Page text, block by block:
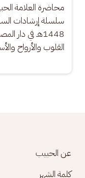
محاضرة العلامة
1448هـ في دار
القلوب والأرواح
Footer menu
عن الحبيب
كلمة الشهر